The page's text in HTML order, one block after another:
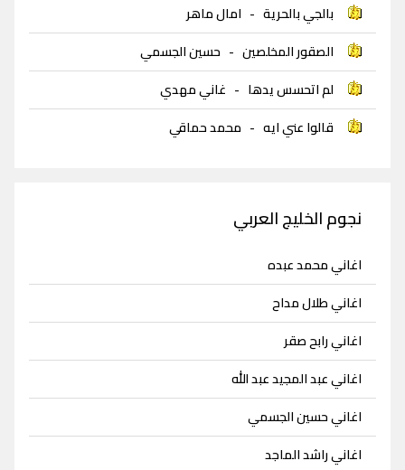
بالجي بالحرية - امال ماهر
الصقور المخلصين - حسين الجسمي
لم اتحسس يدها - غاني مهدي
قالوا عني ايه - محمد حماقي
نجوم الخليج العربي
اغاني محمد عبده
اغاني طلال مداح
اغاني رابح صقر
اغاني عبد المجيد عبد الله
اغاني حسين الجسمي
اغاني راشد الماجد